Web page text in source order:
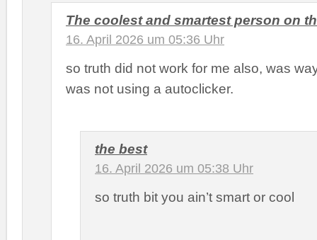
The coolest and smartest person on
16. April 2026 um 05:36 Uhr
so truth did not work for me also, was
was not using a autoclicker.
the best
16. April 2026 um 05:38 Uhr
so truth bit you ain’t smart or cool